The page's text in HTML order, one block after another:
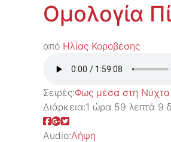
Ομολογία
από Ηλίας Κοροβέσης
Σειρές:Φως μέσα στη Νύχτα
Διάρκεια:1 ώρα 59 λεπτά 9
Audio:Λήψη